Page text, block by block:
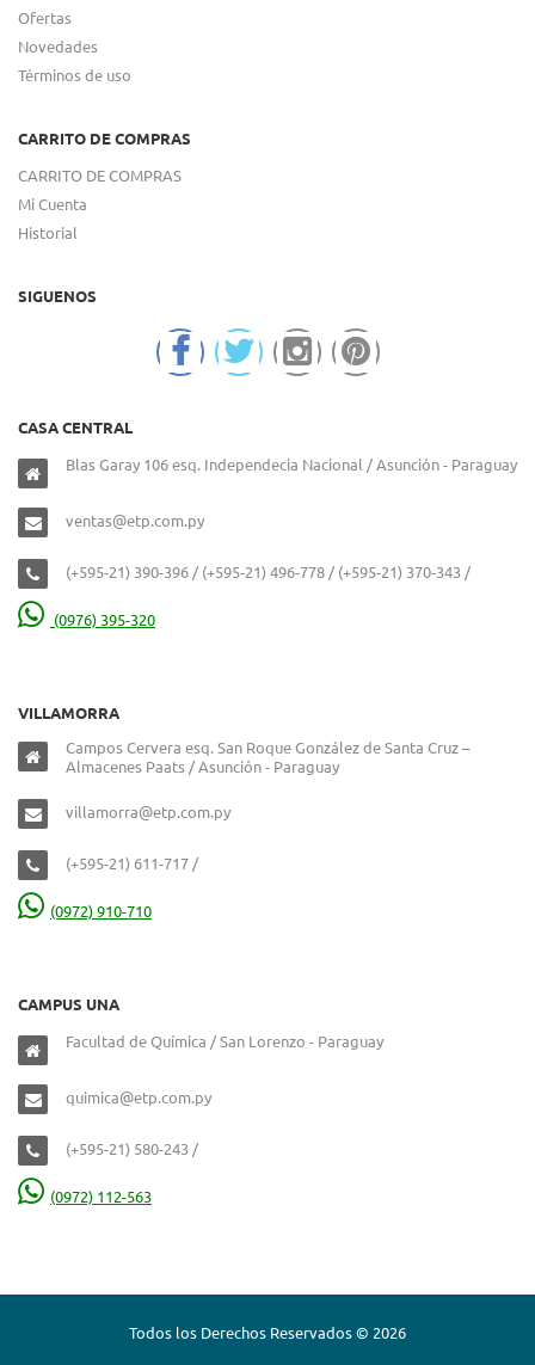
Ofertas
Novedades
Términos de uso
CARRITO DE COMPRAS
CARRITO DE COMPRAS
Mi Cuenta
Historial
SIGUENOS
CASA CENTRAL
Blas Garay 106 esq. Independecia Nacional / Asunción - Paraguay
ventas@etp.com.py
(+595-21) 390-396 / (+595-21) 496-778 / (+595-21) 370-343 /
(0976) 395-320
VILLAMORRA
Campos Cervera esq. San Roque González de Santa Cruz –
Almacenes Paats / Asunción - Paraguay
villamorra@etp.com.py
(+595-21) 611-717 /
(0972) 910-710
CAMPUS UNA
Facultad de Química / San Lorenzo - Paraguay
quimica@etp.com.py
(+595-21) 580-243 /
(0972) 112-563
Todos los Derechos Reservados © 2026